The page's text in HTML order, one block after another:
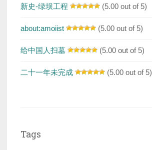
新史-绿坝工程 (5.00 out of 5)
about:amoiist (5.00 out of 5)
给中国人扫墓 (5.00 out of 5)
二十一年未完成 (5.00 out of 5)
Tags